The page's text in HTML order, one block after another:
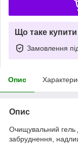
Що таке
Замовлення
Опис
Опис
Очищувальний гель
забруднення,